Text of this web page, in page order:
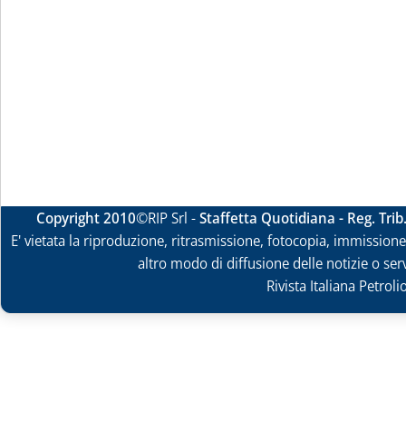
Copyright 2010©RIP Srl -Staffetta Quotidiana - Reg.
E' vietata la riproduzione, ritrasmissione, fotocopia,
altro modo di diffusione delle notizie o
Rivista Italiana